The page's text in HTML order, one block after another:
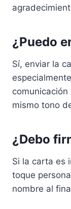
¿Puedo
Sí, enviar la
mismo tono
¿Debo
Si la carta es
toque
nombre al